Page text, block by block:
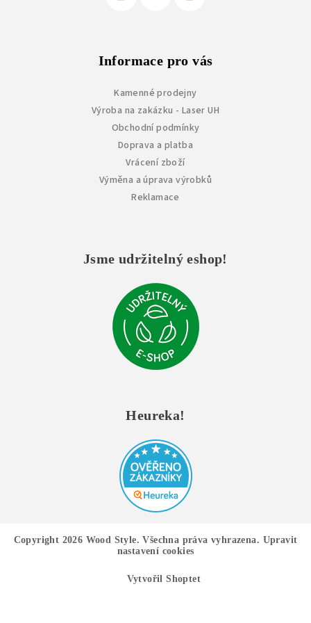
Informace pro vás
Kamenné prodejny
Výroba na zakázku - Laser UH
Obchodní podmínky
Doprava a platba
Vrácení zboží
Výměna a úprava výrobků
Reklamace
Jsme udržitelný eshop!
Heureka!
Copyright 2026 Wood Style. Všechna práva vyhrazena. Upravit
nastavení cookies
Vytvořil Shoptet